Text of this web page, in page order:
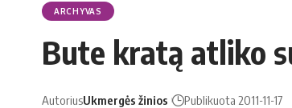
ARCHYVAS
Bute kratą atliko
AutoriusUkmergės žinios Publikuota 2011-11-17